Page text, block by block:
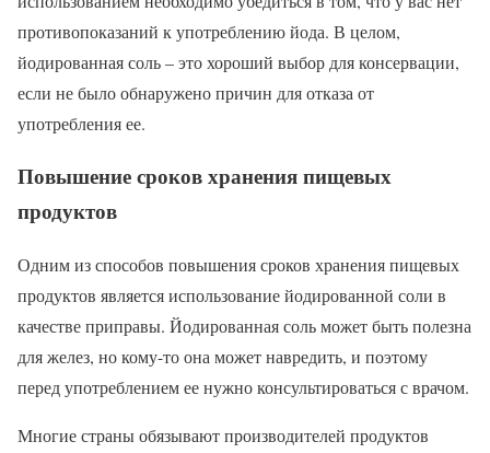
противопоказаний к употреблению йода. В целом,
йодированная соль – это хороший выбор для консервации,
если не было обнаружено причин для отказа от
употребления ее.
Повышение сроков хранения пищевых
продуктов
Одним из способов повышения сроков хранения пищевых
продуктов является использование йодированной соли в
качестве приправы. Йодированная соль может быть полезна
для желез, но кому-то она может навредить, и поэтому
перед употреблением ее нужно консультироваться с врачом.
Многие страны обязывают производителей продуктов